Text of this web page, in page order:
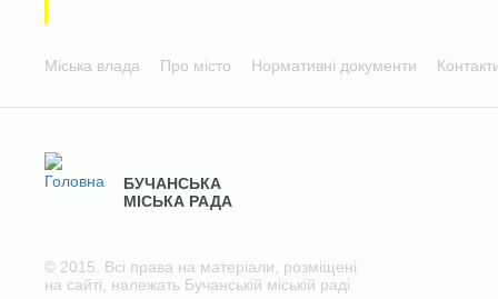
Міська влада Про місто Нормативні документи
БУЧАНСЬКА
МІСЬКА РАДА
© 2015. Всі права на матеріали, розміщені
на сайті, належать Бучанській міській раді